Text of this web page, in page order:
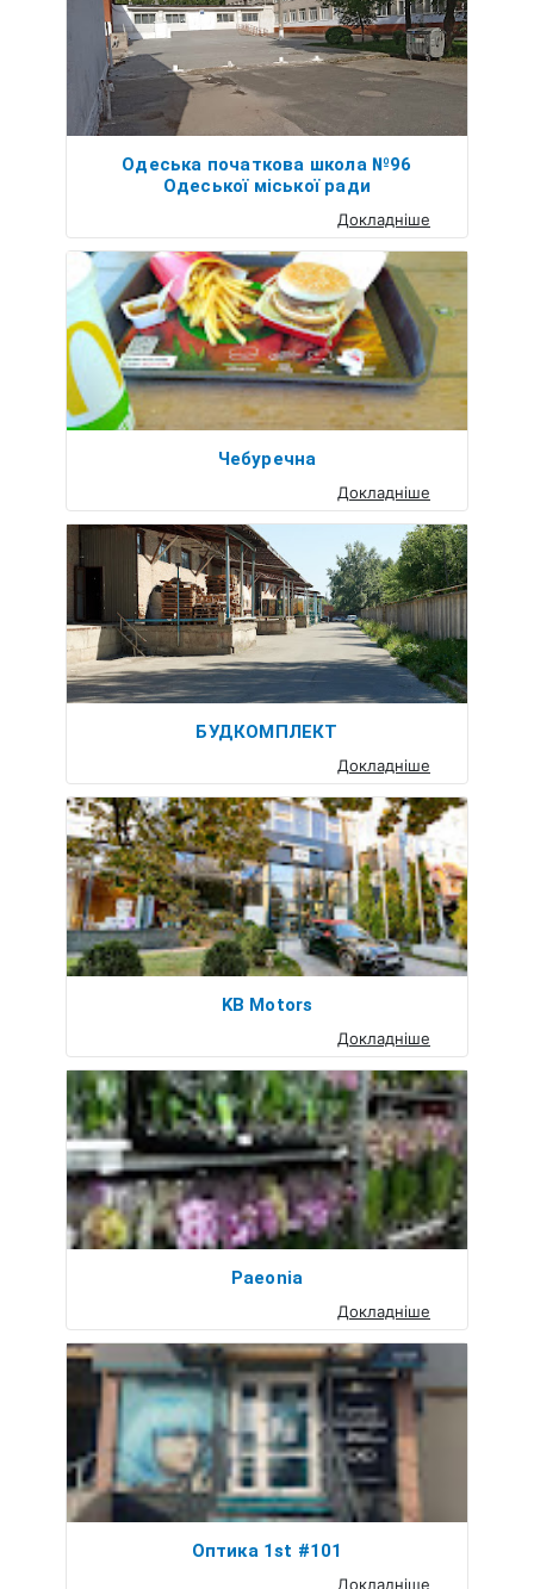
Одеська початкова школа №96
Одеської міської ради
Докладніше
Чебуречна
Докладніше
БУДКОМПЛЕКТ
Докладніше
KB Motors
Докладніше
Paeonia
Докладніше
Оптика 1st #101
Докладніше